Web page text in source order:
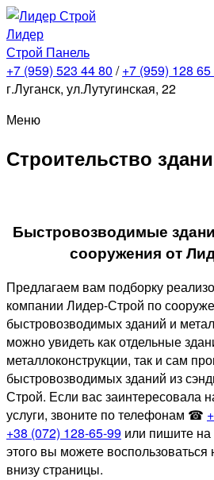
Лидер
Строй Панель
+7 (959) 523 44 80 /+7 (959) 128
г.Луганск, ул.Лутугинская, 22
Меню
Строительство
Быстровозводимые
сооружения от
Предлагаем вам подборку
компании Лидер-Строй по
быстровозводимых зданий и
можно увидеть как отдельные
металлоконструкции, так и сам
быстровозводимых зданий из
Строй. Если вас заинтересовала
услуги, звоните по телефонам ☎
+38 (072) 128-65-99 или пишите
этого вы можете
внизу страницы.